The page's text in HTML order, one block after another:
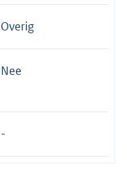
Overig
Nee